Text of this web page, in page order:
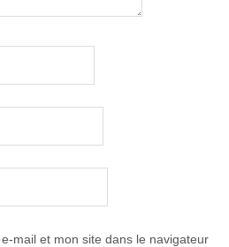
mail et mon site dans le navigateur